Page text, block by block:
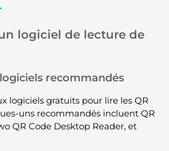
logiciel de lecture de
recommandés
logiciels gratuits pour lire les QR
uns recommandés incluent QR
QR Code Desktop Reader, et